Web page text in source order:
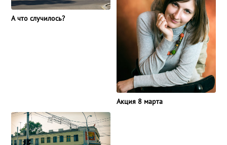
А что случилось?
Акция 8 марта